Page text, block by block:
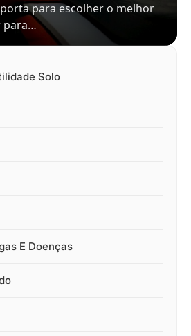
para escolher o melhor
para…
Solo
E Doenças